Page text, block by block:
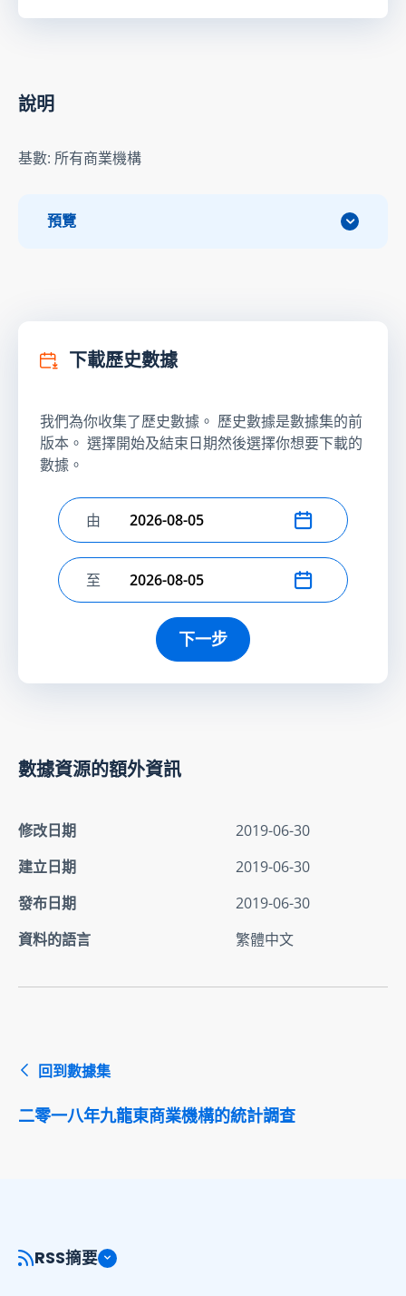
說明
基數: 所有商業機構
預覽
下載歷史數據
我們為你收集了歷史數據。 歷史數據是數據集的前
版本。 選擇開始及結束日期然後選擇你想要下載的
數據。
選擇開始日期
由
選擇結束日期
至
下一步
數據資源的額外資訊
修改日期
2019-06-30
建立日期
2019-06-30
發布日期
2019-06-30
資料的語言
繁體中文
回到數據集
二零一八年九龍東商業機構的統計調查
RSS摘要